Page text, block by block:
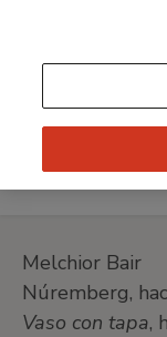
Melchior Bair
Núremberg,
Vaso con tapa,